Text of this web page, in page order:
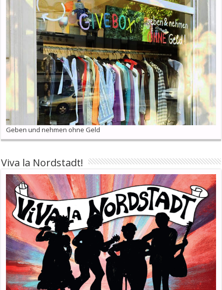
Geben und nehmen ohne Geld
Viva la Nordstadt!